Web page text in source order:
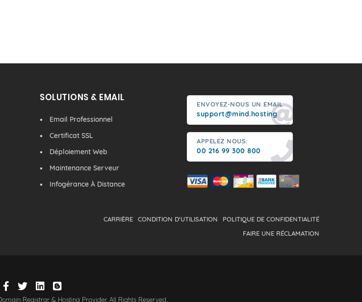
SOLUTIONS & EMAIL
Email Professionnel
Certificat SSL
Déploiement Web
Maintenance Serveur
Infogérance À Distance
ENVOYEZ-NOUS UN EMAIL
support@mind.hosting
APPELEZ NOUS:
00 216 99 300 800
POLITIQUE DE CONFIDENTIALITÉ
CONDITION D'UTILISATION
CARRIÈRE
FAIRE UNE RÉCLAMATION
Registrar & Hosting Provider. All Rights Reserved.